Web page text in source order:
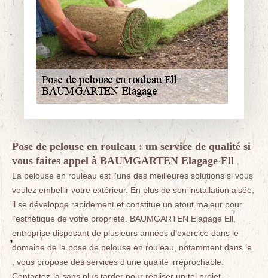
Pose de pelouse en rouleau : un service de qualité si
vous faites appel à BAUMGARTEN Elagage Ell
La pelouse en rouleau est l’une des meilleures solutions si vous
voulez embellir votre extérieur. En plus de son installation aisée,
il se développe rapidement et constitue un atout majeur pour
l’esthétique de votre propriété. BAUMGARTEN Elagage Ell,
entreprise disposant de plusieurs années d’exercice dans le
domaine de la pose de pelouse en rouleau, notamment dans le
, vous propose des services d’une qualité irréprochable.